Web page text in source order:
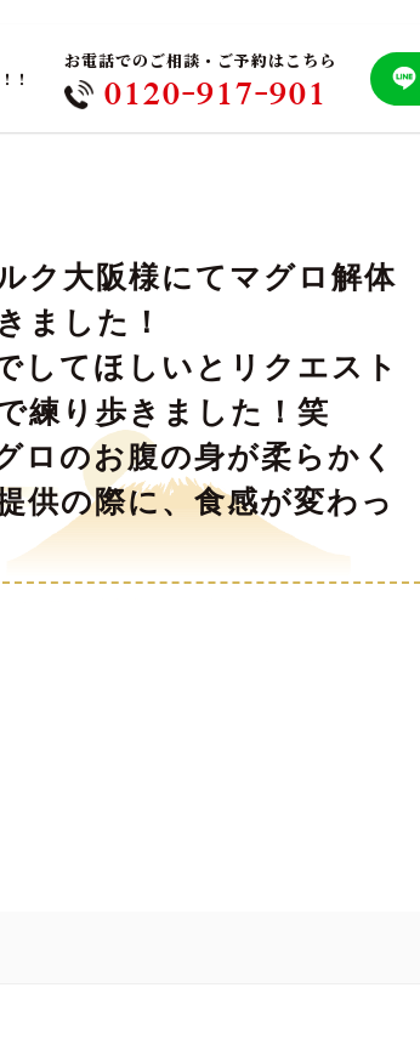
！
お電話でのご相談・ご予約はこちら
0120-917-901
ク大阪様にてマグロ解体
ました！
してほしいとリクエスト
練り歩きました！笑
ロのお腹の身が柔らかく
供の際に、食感が変わっ